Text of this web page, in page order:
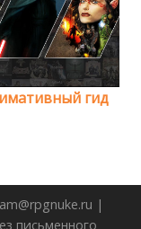
гид
|
письменного